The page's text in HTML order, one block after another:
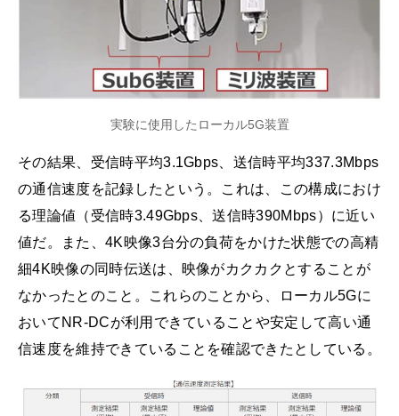
実験に使用したローカル5G装置
その結果、受信時平均3.1Gbps、送信時平均337.3Mbps
の通信速度を記録したという。これは、この構成におけ
る理論値（受信時3.49Gbps、送信時390Mbps）に近い
値だ。また、4K映像3台分の負荷をかけた状態での高精
細4K映像の同時伝送は、映像がカクカクとすることが
なかったとのこと。これらのことから、ローカル5Gに
おいてNR-DCが利用できていることや安定して高い通
信速度を維持できていることを確認できたとしている。